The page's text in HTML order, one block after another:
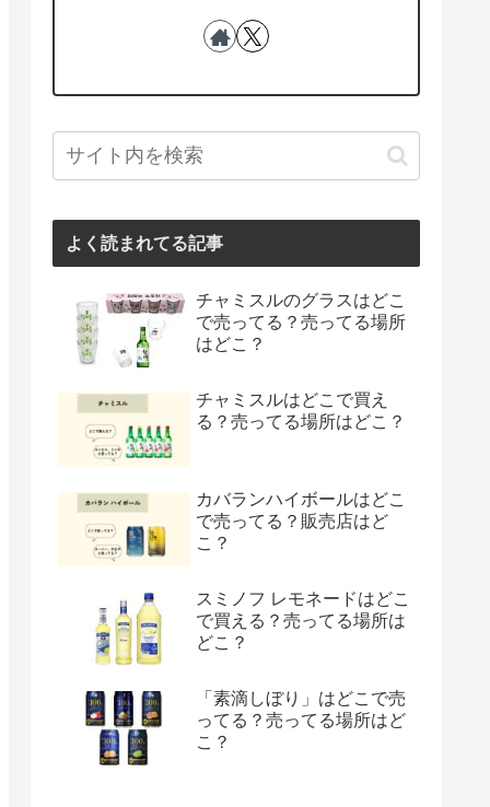
よく読まれてる記事
チャミスルのグラスはどこ
で売ってる？売ってる場所
はどこ？
チャミスルはどこで買え
る？売ってる場所はどこ？
カバランハイボールはどこ
で売ってる？販売店はど
こ？
スミノフ レモネードはどこ
で買える？売ってる場所は
どこ？
「素滴しぼり」はどこで売
ってる？売ってる場所はど
こ？